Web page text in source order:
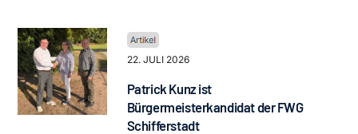
22. JULI 2026
Patrick Kunz ist
Bürgermeisterkandidat der FWG
Schifferstadt